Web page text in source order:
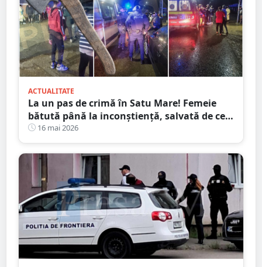
ACTUALITATE
La un pas de crimă în Satu Mare! Femeie
bătută până la inconștiență, salvată de cei
4 copilași
16 mai 2026